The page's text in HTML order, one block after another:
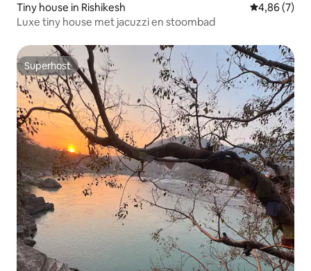
Tiny house in Rishikesh Gemiddelde
4,86 (7)
Luxe tiny house met jacuzzi en stoombad
Superhost
Superhost